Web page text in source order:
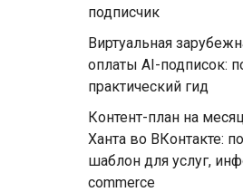
подписчик
Виртуальная
оплаты AI-подписок:
практический гид
Контент-план на
Ханта во ВКонтакте:
шаблон для услуг,
commerce